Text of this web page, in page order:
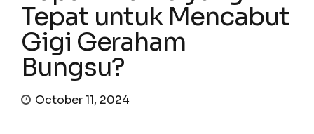
Tepat untuk Mencabut
Gigi Geraham
Bungsu?
October 11, 2024